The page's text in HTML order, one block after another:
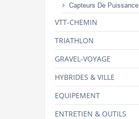
Capteurs De Puissance
VTT-CHEMIN
TRIATHLON
GRAVEL-VOYAGE
HYBRIDES & VILLE
EQUIPEMENT
ENTRETIEN & OUTILS